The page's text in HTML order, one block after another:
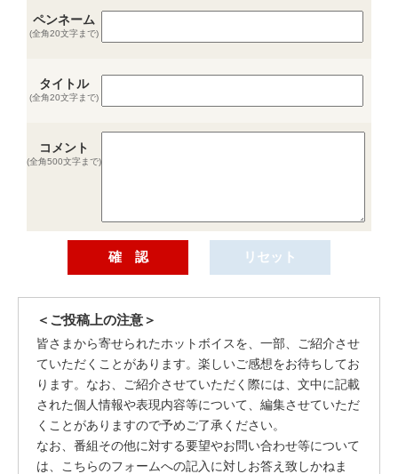
ペンネーム
(全角20文字まで)
タイトル
(全角20文字まで)
コメント
(全角500文字まで)
＜ご投稿上の注意＞
皆さまから寄せられたホットボイスを、一部、ご紹介させ
ていただくことがあります。楽しいご感想をお待ちしてお
ります。なお、ご紹介させていただく際には、文中に記載
された個人情報や表現内容等について、編集させていただ
くことがありますので予めご了承ください。
なお、番組その他に対する要望やお問い合わせ等について
は、こちらのフォームへの記入に対しお答え致しかねま